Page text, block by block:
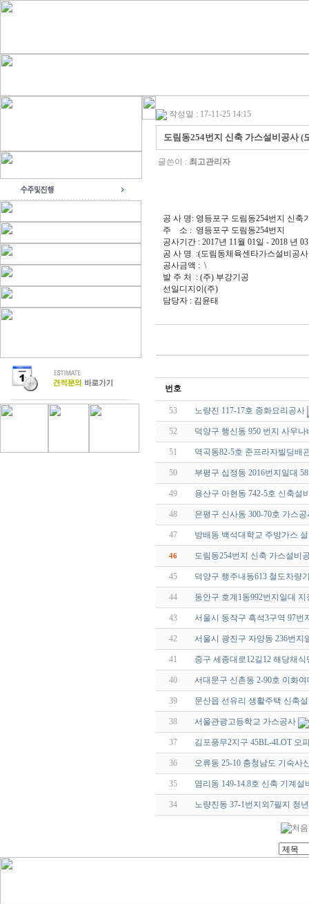
작성일 : 17-11-25 14:15
도림동254번지 신축 가스설비공사 (
글쓴이 : 최고관리자
공 사 명: 영등포구 도림동254번지 신축
주 소 : 영등포구 도림동254번지
공사기간 : 2017년 11월 01일 - 2018 년
공 사 명 :(도림동체육센타가스설비공
공사금액 : \
발 주 처 : (주) 부강기공
선일디지이(주)
담당자 : 김윤태
번호
53 노량진 117-17호 중화요리공사
52 덕양구 행신동 950 번지 사우나
51 역곡동82-5호 준프라자빌딩배
50 부평구 십정동 2016번지일대
49 용산구 아현동 742-5호 신축설
48 은평구 신사동 300-70호 가스공
47 방배동 백석대학교 주방가스
46 도림동254번지 신축 가스설비
45 덕양구 행주내동613 철도차량
44 동안구 호계1동992번지일대
43 서울시 동작구 흑석3구역 97
42 서울시 광진구 자양동 236번지
41 중구 세종대로12길12 해당채
40 서대문구 신촌동 2-90호 이화
39 문산읍 선유리 생활주택 신축
38 서울관광고등학교 가스공사
37 김포풍무2지구 45BL-4LOT 오
36 오류동 25-10 충청남도 기숙사
35 염리동 149-14.8호 신축 기계설
34 노량진동 37-1번지외7필지 청